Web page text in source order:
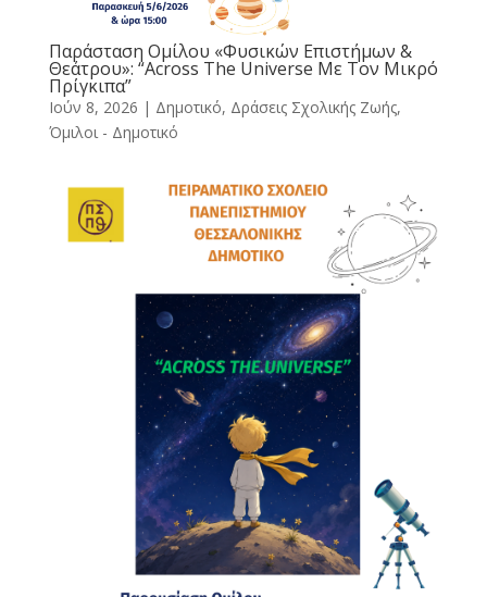
Παράσταση Ομίλου «Φυσικών Επιστήμων &
Θεάτρου»: “Across The Universe Με Τον Μικρό
Πρίγκιπα”
Ιούν 8, 2026 | Δημοτικό, Δράσεις Σχολικής Ζωής,
Όμιλοι - Δημοτικό